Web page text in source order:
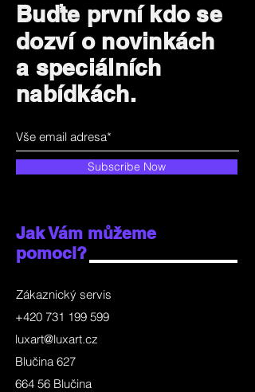
Buďte první kdo se
dozví o novinkách
a speciálních
nabídkách.
Subscribe Now
Jak Vám můžeme
pomoci?
Zákaznický servis
+420 731 199 599
luxart@luxart.cz
Blučina 627
664 56 Blučina